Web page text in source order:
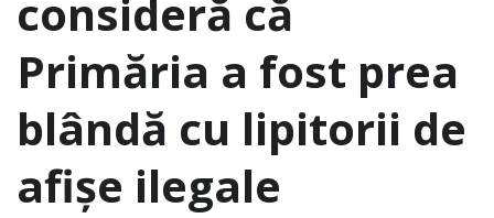
consideră că
Primăria a fost prea
blândă cu lipitorii de
afișe ilegale